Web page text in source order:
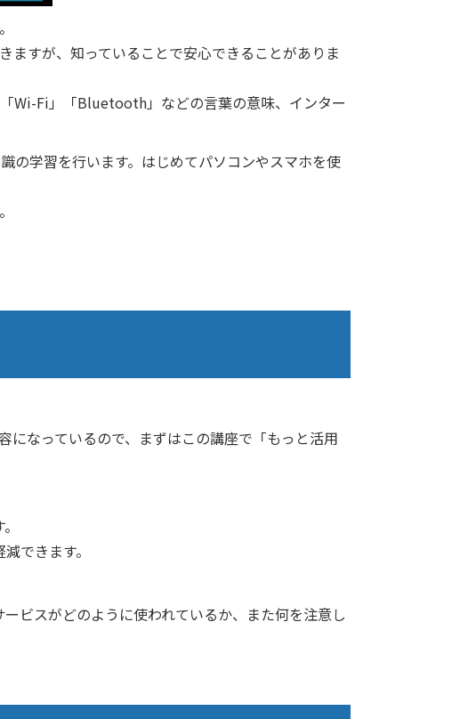
ますが、知っていることで安心できることがありま
Wi-Fi」「Bluetooth」などの言葉の意味、インター
の学習を行います。はじめてパソコンやスマホを使
なっているので、まずはこの講座で「もっと活用
できます。
ビスがどのように使われているか、また何を注意し